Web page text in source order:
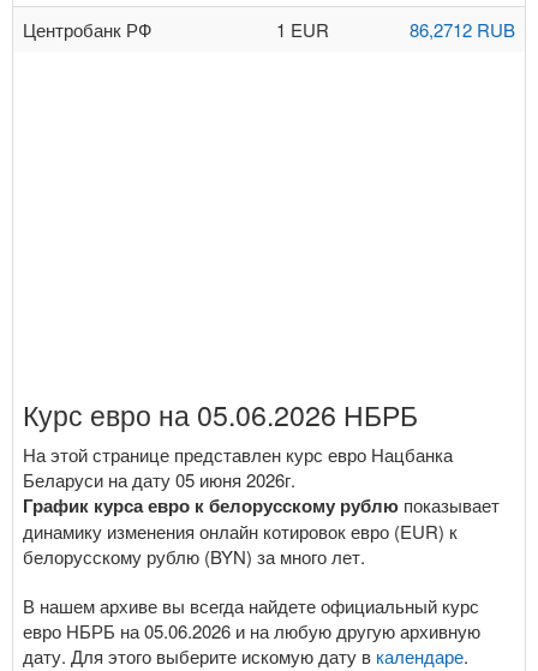
Центробанк РФ 1 EUR 86,2712 RUB
Курс евро на 05.06.2026 НБРБ
На этой странице представлен курс евро Нацбанка
Беларуси на дату 05 июня 2026г.
График курса евро к белорусскому рублю показывает
динамику изменения онлайн котировок евро (EUR) к
белорусскому рублю (BYN) за много лет.
В нашем архиве вы всегда найдете официальный курс
евро НБРБ на 05.06.2026 и на любую другую архивную
дату. Для этого выберите искомую дату в календаре.